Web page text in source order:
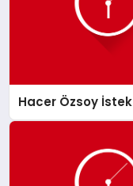
Hacer Özsoy İstek